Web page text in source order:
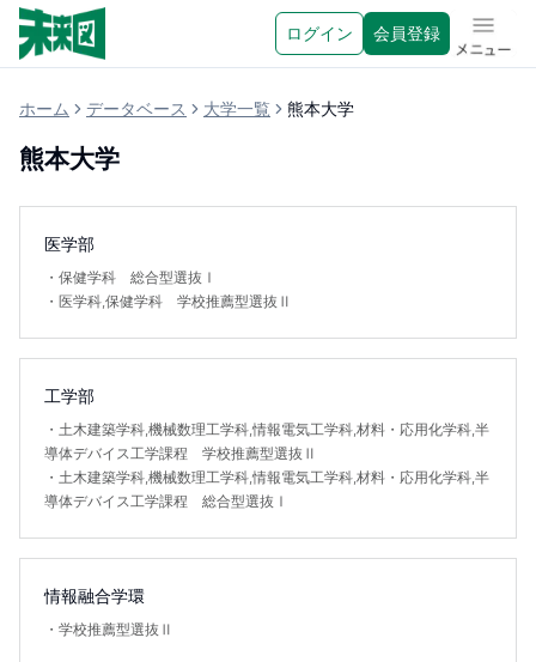
ログイン 会員登録 メニュ
ホーム データベース 大学一覧 熊本大学
熊本大学
医学部
・ 保健学科 総合型選抜Ⅰ
・ 医学科,保健学科 学校推薦型選抜Ⅱ
工学部
・ 土木建築学科,機械数理工学科,情報電気工学科,材料・応用化学科,半
導体デバイス工学課程 学校推薦型選抜Ⅱ
・ 土木建築学科,機械数理工学科,情報電気工学科,材料・応用化学科,半
導体デバイス工学課程 総合型選抜Ⅰ
情報融合学環
・ 学校推薦型選抜Ⅱ